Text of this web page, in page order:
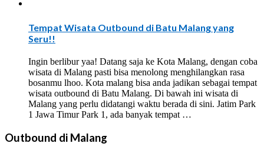
Tempat Wisata Outbound di Batu Malang yang
Seru!!
Ingin berlibur yaa! Datang saja ke Kota Malang, dengan coba
wisata di Malang pasti bisa menolong menghilangkan rasa
bosanmu lhoo. Kota malang bisa anda jadikan sebagai tempat
wisata outbound di Batu Malang. Di bawah ini wisata di
Malang yang perlu didatangi waktu berada di sini. Jatim Park
1 Jawa Timur Park 1, ada banyak tempat …
Outbound di Malang